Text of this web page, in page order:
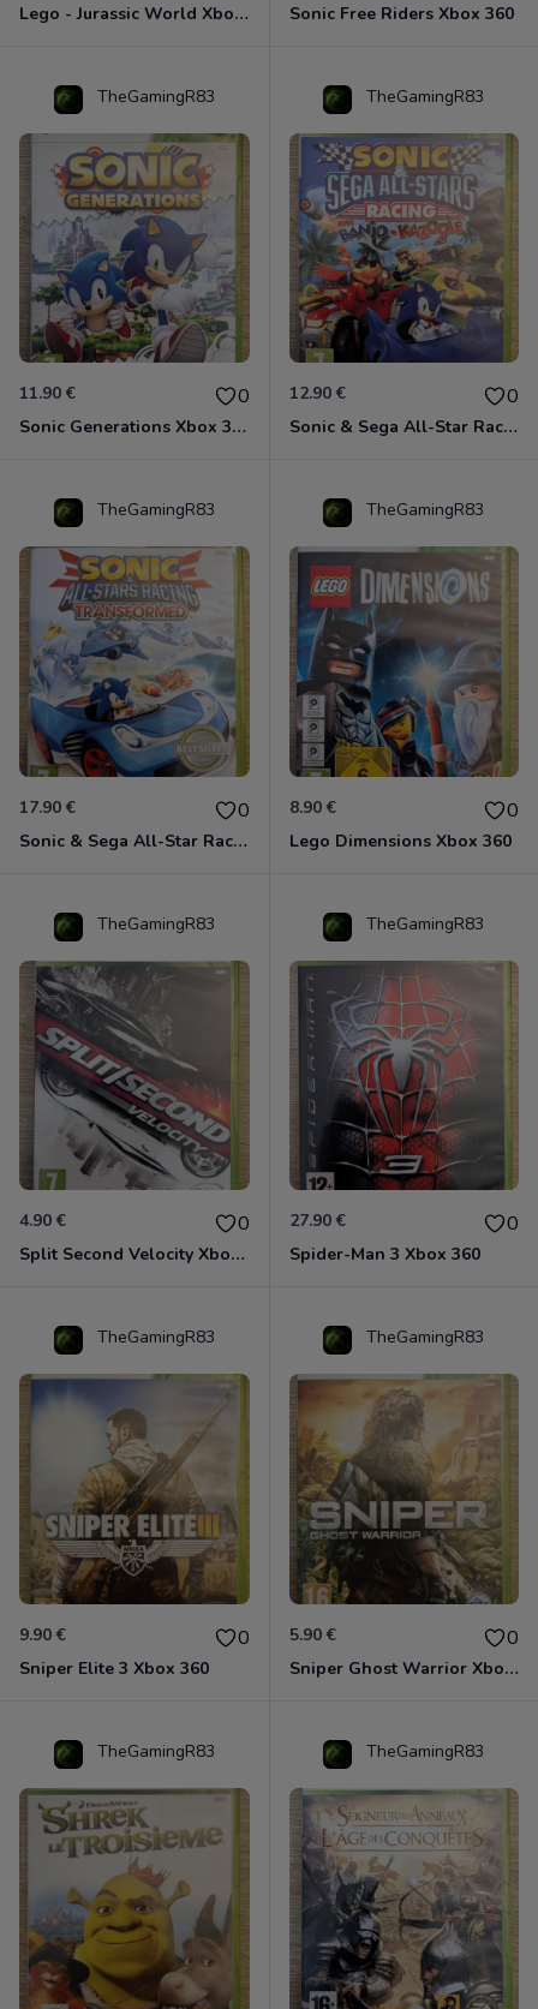
Lego - Jurassic World Xbox 360 Sonic Free Riders Xbox 360
TheGamingR83
11.90 € 0
Sonic Generations Xbox 360
TheGamingR83
12.90 € 0
Sonic & Sega All-Star Racing avec Banjo-Kazooie Xbox 360
TheGamingR83
17.90 € 0
Sonic & Sega All-Star Racing - Transformed Xbox 360
TheGamingR83
8.90 € 0
Lego Dimensions Xbox 360
TheGamingR83
4.90 € 0
Split Second Velocity Xbox 360
TheGamingR83
27.90 € 0
Spider-Man 3 Xbox 360
TheGamingR83
9.90 € 0
Sniper Elite 3 Xbox 360
TheGamingR83
5.90 € 0
Sniper Ghost Warrior Xbox 360
TheGamingR83 TheGamingR83